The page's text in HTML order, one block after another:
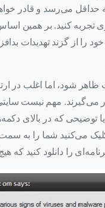
حداقل می‌رسد و قادر
کنید. بر همین
را از گزند تهدیدات
شود، اما اغلب در
می‌گیرند. مهم نیست
توضیحی که در بالای
می‌کنید شما را به
را دانلود کنید که